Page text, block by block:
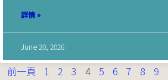
詳情 »
June 20, 2026
前一頁 1 2 3 4 5 6 7 8 9